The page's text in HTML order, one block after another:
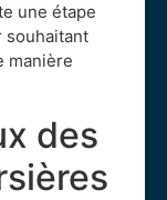
une étape
souhaitant
manière
des